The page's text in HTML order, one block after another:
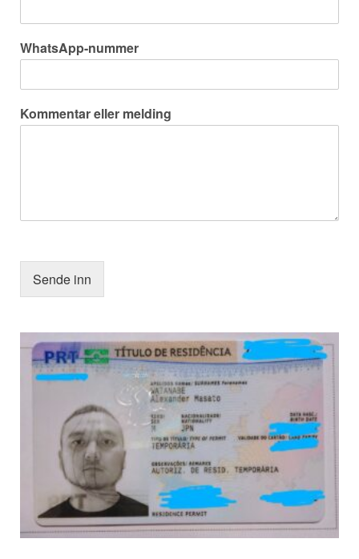
WhatsApp-nummer
Kommentar eller melding
Sende inn